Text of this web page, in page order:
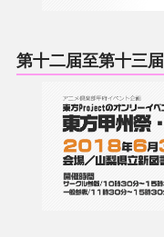
第十二届至第十三届